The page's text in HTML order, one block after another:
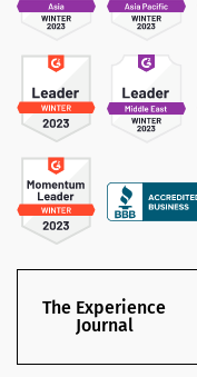
The Experience
Journal